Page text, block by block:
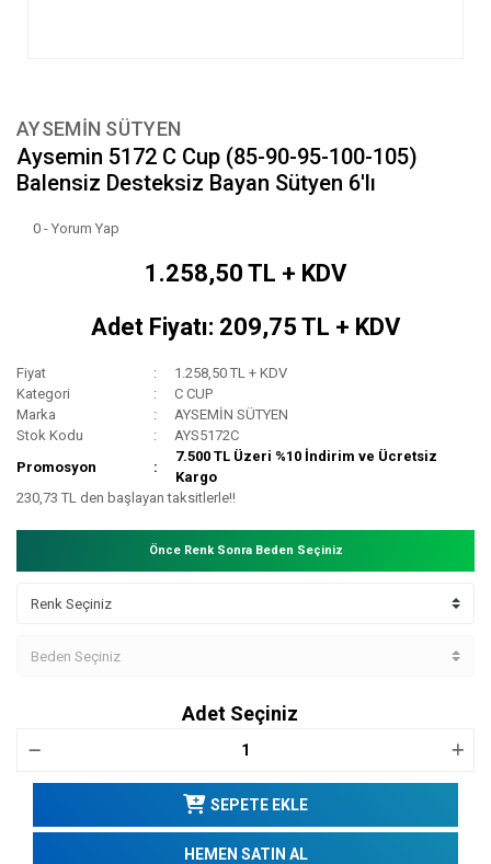
AYSEMİN SÜTYEN
Aysemin 5172 C Cup (85-90-95-100-105)
Balensiz Desteksiz Bayan Sütyen 6'lı
0 - Yorum Yap
1.258,50 TL + KDV
Adet Fiyatı: 209,75 TL + KDV
Fiyat
1.258,50 TL + KDV
Kategori
C CUP
Marka
AYSEMİN SÜTYEN
Stok Kodu
AYS5172C
Promosyon
7.500 TL Üzeri %10 İndirim ve Ücretsiz
Kargo
230,73 TL den başlayan taksitlerle!!
Önce Renk Sonra Beden Seçiniz
Adet Seçiniz
SEPETE EKLE
HEMEN SATIN AL